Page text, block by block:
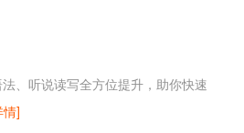
、听说读写全方位提升，助你快速
情]